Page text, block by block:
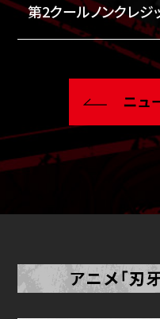
第2クールノンクレジ